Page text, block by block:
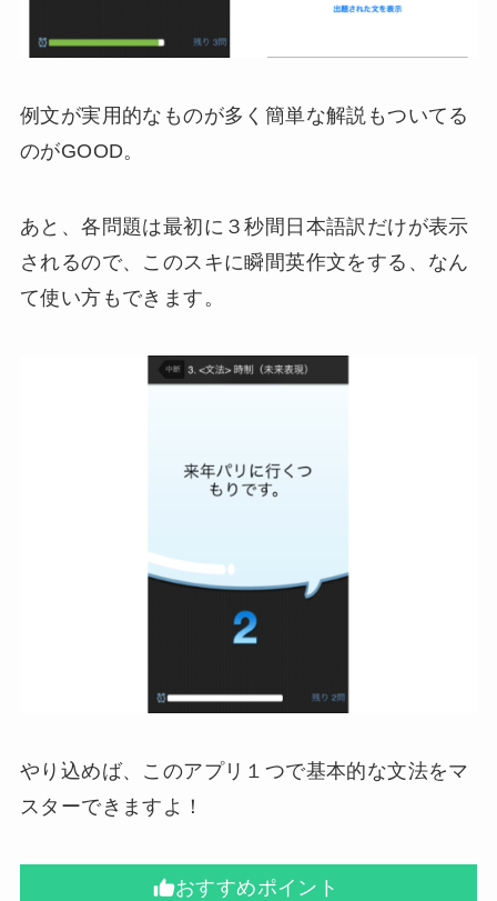
例文が実用的なものが多く簡単な解説もついてる
のがGOOD。
あと、各問題は最初に３秒間日本語訳だけが表示
されるので、このスキに瞬間英作文をする、なん
て使い方もできます。
やり込めば、このアプリ１つで基本的な文法をマ
スターできますよ！
おすすめポイント